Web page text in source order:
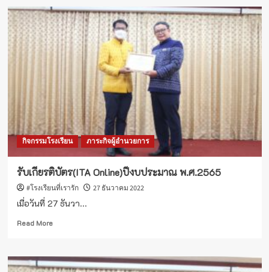
ริณี
สิริ
พัชร
มหา
วัชร
รางวัล
นวัตกรรม
สร้างสรรค์
คนดี
กิจกรรมโรงเรียน ภาระกิจผู้อำนวยการ
รับเกียรติบัตร(ITA Online)ปีงบประมาณ พ.ศ.2565
#โรงเรียนที่เรารัก 27 ธันวาคม 2022
เมื่อวันที่ 27 ธันวา...
Read MoreRead
รับ
เกียรติ